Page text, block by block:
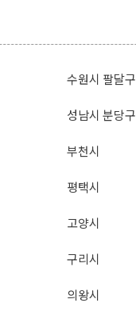
수원시 팔달구
성남시 분당구
부천시
평택시
고양시
구리시
의왕시